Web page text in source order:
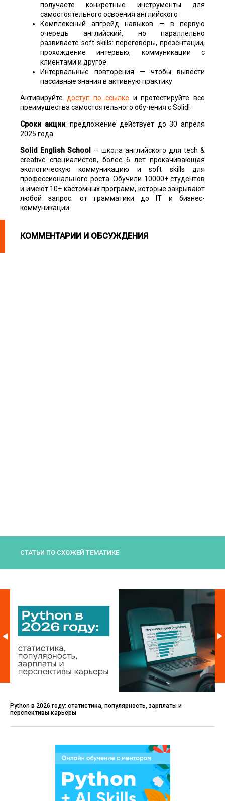
получаете конкретные инструменты для
самостоятельного освоения английского
Комплексный апгрейд навыков — в первую
очередь английский, но параллельно
развиваете soft skills: переговоры, презентации,
прохождение интервью, коммуникации с
клиентами и другое
Интервальные повторения — чтобы вывести
пассивные знания в активную практику
Активируйте доступ по ссылке и протестируйте все
преимущества самостоятельного обучения с Solid!
Сроки акции: предложение действует до 30 апреля
2025 года
Solid English School
— школа английского для tech &
creative специалистов, более 6 лет прокачивающая
экологическую коммуникацию и soft skills для
профессионального роста. Обучили 10000+ студентов
и имеют 10+ кастомных программ, которые закрывают
любой запрос: от грамматики до IT и бизнес-
коммуникации.
КОММЕНТАРИИ И ОБСУЖДЕНИЯ
СТАТЬИ ПО СХОЖЕЙ ТЕМАТИКЕ
Python в 2026 году: статистика, популярность, зарплаты и
перспективы карьеры